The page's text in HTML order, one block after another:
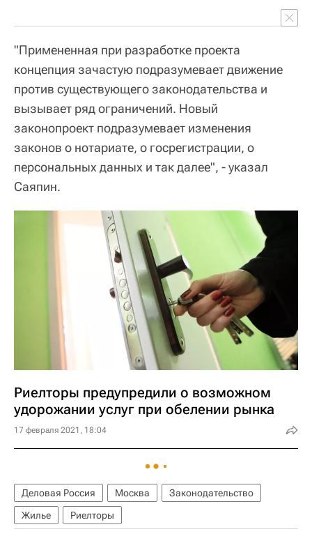
"Примененная при разработке проекта
концепция зачастую подразумевает движение
против существующего законодательства и
вызывает ряд ограничений. Новый
законопроект подразумевает изменения
законов о нотариате, о госрегистрации, о
персональных данных и так далее", - указал
Саяпин.
Риелторы предупредили о возможном
удорожании услуг при обелении рынка
17 февраля 2021, 18:04
Деловая Россия Москва
Законодательство
Жилье
Риелторы